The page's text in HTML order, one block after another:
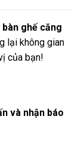
bàn ghế căng
lại không gian
của bạn!
và nhận báo